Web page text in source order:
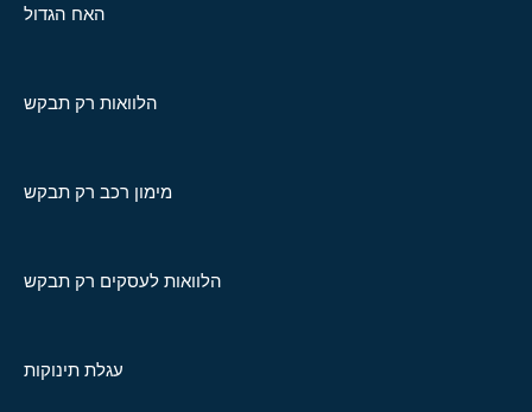
האח הגדול
הלוואות רק תבקש
מימון רכב רק תבקש
הלוואות לעסקים רק תבקש
עגלת תינוקות